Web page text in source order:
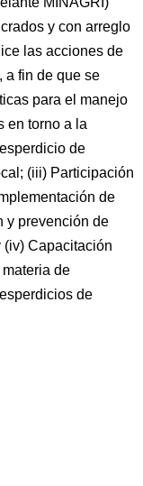
y con arreglo
las acciones de
a fin de que se
para el manejo
en torno a la
de
(iii) Participación
de
y prevención de
Capacitación
de
de